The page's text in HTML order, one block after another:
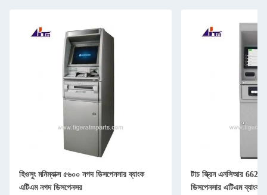
হিওসুং মনিম্যাক্স ৫৬০০ নগদ ডিসপেনসার ব্যাংক
এটিএম নগদ ডিসপেনসর
টাচ স্ক্রিন এনসিআর 6622
ডিসপেনসার এটিএম ব্যাংক